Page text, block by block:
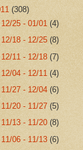
(308)
12/25 - 01/01(4)
12/18 - 12/25(8)
12/11 - 12/18(7)
12/04 - 12/11(4)
11/27 - 12/04(6)
11/20 - 11/27(5)
11/13 - 11/20(8)
11/06 - 11/13(6)